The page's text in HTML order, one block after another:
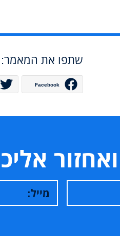
שתפו את המאמר:
Facebook